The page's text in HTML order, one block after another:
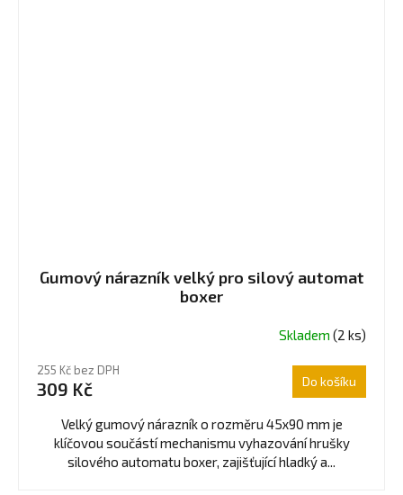
Gumový nárazník velký pro silový automat
boxer
Skladem (2 ks)
255 Kč bez DPH
309 Kč Do košíku
Velký gumový nárazník o rozměru 45x90 mm je
klíčovou součástí mechanismu vyhazování hrušky
silového automatu boxer, zajišťující hladký a...